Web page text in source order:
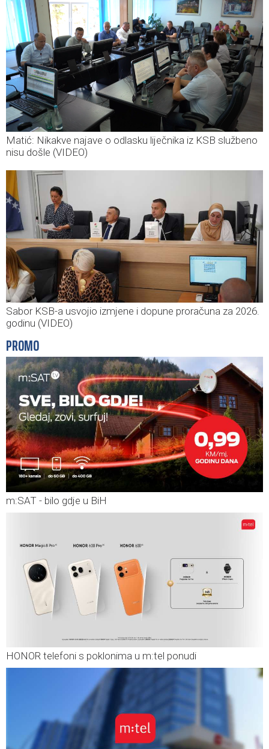
Matić: Nikakve najave o odlasku liječnika iz KSB službeno
nisu došle (VIDEO)
Sabor KSB-a usvojio izmjene i dopune proračuna za 2026.
godinu (VIDEO)
PROMO
m:SAT - bilo gdje u BiH
HONOR telefoni s poklonima u m:tel ponudi